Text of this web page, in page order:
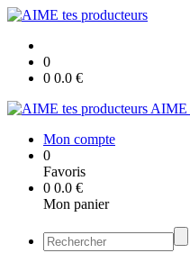
0
0 0.0 €
AIME
Mon compte
0
Favoris
0 0.0 €
Mon panier